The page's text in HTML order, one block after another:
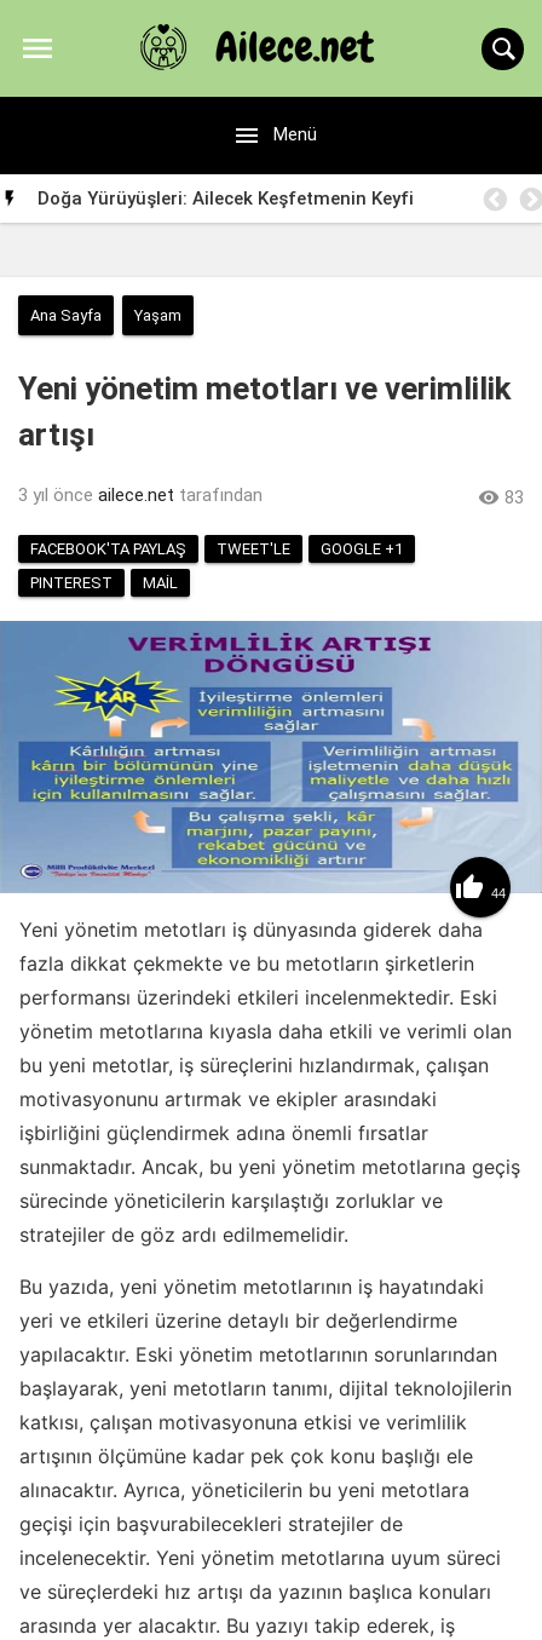

 Menü
 Doğa Yürüyüşleri: Ailecek Keşfetmenin Keyfi
Ana Sayfa Yaşam
Yeni yönetim metotları ve verimlilik
artışı
3 yıl önce ailece.net tarafından  83
FACEBOOK'TA PAYLAŞ TWEET'LE
GOOGLE +1
PINTEREST
MAIL
 44
Yeni yönetim metotları iş dünyasında giderek daha
fazla dikkat çekmekte ve bu metotların şirketlerin
performansı üzerindeki etkileri incelenmektedir. Eski
yönetim metotlarına kıyasla daha etkili ve verimli olan
bu yeni metotlar, iş süreçlerini hızlandırmak, çalışan
motivasyonunu artırmak ve ekipler arasındaki
işbirliğini güçlendirmek adına önemli fırsatlar
sunmaktadır. Ancak, bu yeni yönetim metotlarına geçiş
sürecinde yöneticilerin karşılaştığı zorluklar ve
stratejiler de göz ardı edilmemelidir.
Bu yazıda, yeni yönetim metotlarının iş hayatındaki
yeri ve etkileri üzerine detaylı bir değerlendirme
yapılacaktır. Eski yönetim metotlarının sorunlarından
başlayarak, yeni metotların tanımı, dijital teknolojilerin
katkısı, çalışan motivasyonuna etkisi ve verimlilik
artışının ölçümüne kadar pek çok konu başlığı ele
alınacaktır. Ayrıca, yöneticilerin bu yeni metotlara
geçişi için başvurabilecekleri stratejiler de
incelenecektir. Yeni yönetim metotlarına uyum süreci
ve süreçlerdeki hız artışı da yazının başlıca konuları
arasında yer alacaktır. Bu yazıyı takip ederek, iş